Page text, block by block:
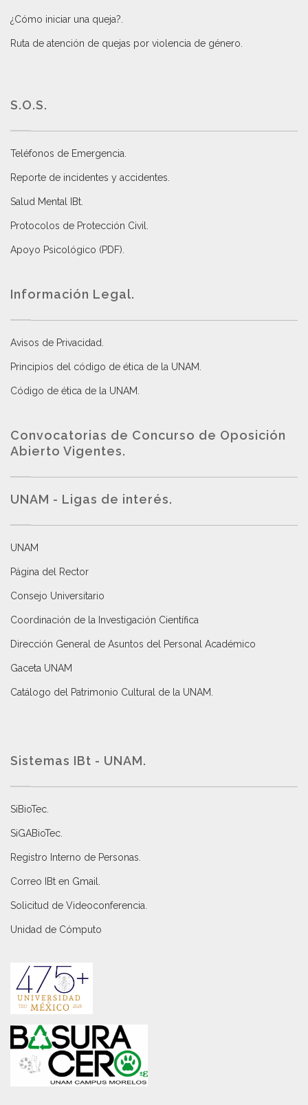
¿Cómo iniciar una queja?
Ruta de atención de quejas por violencia de género
S.O.S.
Teléfonos de Emergencia.
Reporte de incidentes y accidentes
Salud Mental IBt
Protocolos de Protección Civil
Apoyo Psicológico (PDF)
Información Legal.
Avisos de Privacidad
Principios del código de ética de la UNAM
Código de ética de la UNAM
Convocatorias de Concurso de Oposición
Abierto Vigentes.
UNAM - Ligas de interés.
UNAM
Página del Rector
Consejo Universitario
Coordinación de la Investigación Científica
Dirección General de Asuntos del Personal Académico
Gaceta UNAM
Catálogo del Patrimonio Cultural de la UNAM.
Sistemas IBt - UNAM.
SiBioTec
SiGABioTec.
Registro Interno de Personas
Correo IBt en Gmail
Solicitud de Videoconferencia.
Unidad de Cómputo